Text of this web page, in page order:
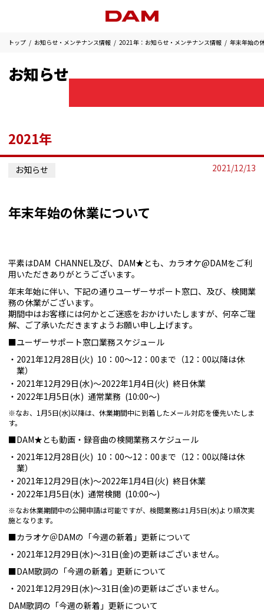
トップ お知らせ・メンテナンス情報 2021年：お知らせ・メンテナンス情報 年末年始の
お知らせ
2021年
お知らせ 2021/12/13
年末年始の休業について
平素はDAM CHANNEL及び、DAM★とも、カラオケ@DAMをご利
用いただきありがとうございます。
年末年始に伴い、下記の通りユーザーサポート窓口、及び、検閲業
務の休業がございます。
期間中はお客様には何かとご迷惑をおかけいたしますが、何卒ご理
解、ご了承いただきますようお願い申し上げます。
■ユーザーサポート窓口業務スケジュール
2021年12月28日(火) 10：00～12：00まで（12：00以降は休
業）
2021年12月29日(水)～2022年1月4日(火) 終日休業
2022年1月5日(水) 通常業務 (10:00～)
※なお、1月5日(水)以降は、休業期間中に到着したメール対応を優先いたしま
す。
■DAM★とも動画・録音曲の検閲業務スケジュール
2021年12月28日(火) 10：00～12：00まで（12：00以降は休
業）
2021年12月29日(水)～2022年1月4日(火) 終日休業
2022年1月5日(水) 通常検閲 (10:00～)
※なお休業期間中の公開申請は可能ですが、検閲業務は1月5日(水)より順次実
施となります。
■カラオケ＠DAMの「今週の新着」更新について
2021年12月29日(水)～31日(金)の更新はございません。
■DAM歌詞の「今週の新着」更新について
2021年12月29日(水)～31日(金)の更新はございません。
DAM歌詞の「今週の新着」更新について